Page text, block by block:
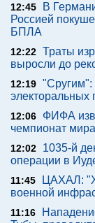
12:45
В
Россией
БПЛА
12:22 Траты
выросли до
12:19 "Сругим":
электоральных
12:06
ФИФА
чемпионат
12:02
1035-й
операции в
11:45
ЦАХАЛ:
военной
11:16